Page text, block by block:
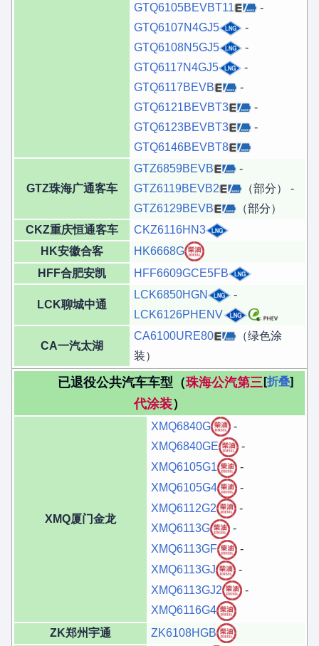
GTQ6105BEVBT11
-
GTQ6107N4GJ5
-
GTQ6108N5GJ5
-
GTQ6117N4GJ5
-
GTQ6117BEVB
-
GTQ6121BEVBT3
-
GTQ6123BEVBT3
-
GTQ6146BEVBT8
GTZ珠海广通客车
GTZ6859BEVB
-
GTZ6119BEVB2
（部分） -
GTZ6129BEVB
（部分）
CKZ重庆恒通客车
CKZ6116HN3
HK安徽合客
HK6668G
HFF合肥安凯
HFF6609GCE5FB
LCK聊城中通
LCK6850HGN
-
LCK6126PHENV
CA一汽太湖
CA6100URE80
（绿色涂
装）
折叠
已退役公共汽车车型（珠海公汽第三
代涂装）
XMQ厦门金龙
XMQ6840G
-
XMQ6840GE
-
XMQ6105G1
-
XMQ6105G4
-
XMQ6112G2
-
XMQ6113G
-
XMQ6113GF
-
XMQ6113GJ
-
XMQ6113GJ2
-
XMQ6116G4
ZK郑州宇通
ZK6108HGB